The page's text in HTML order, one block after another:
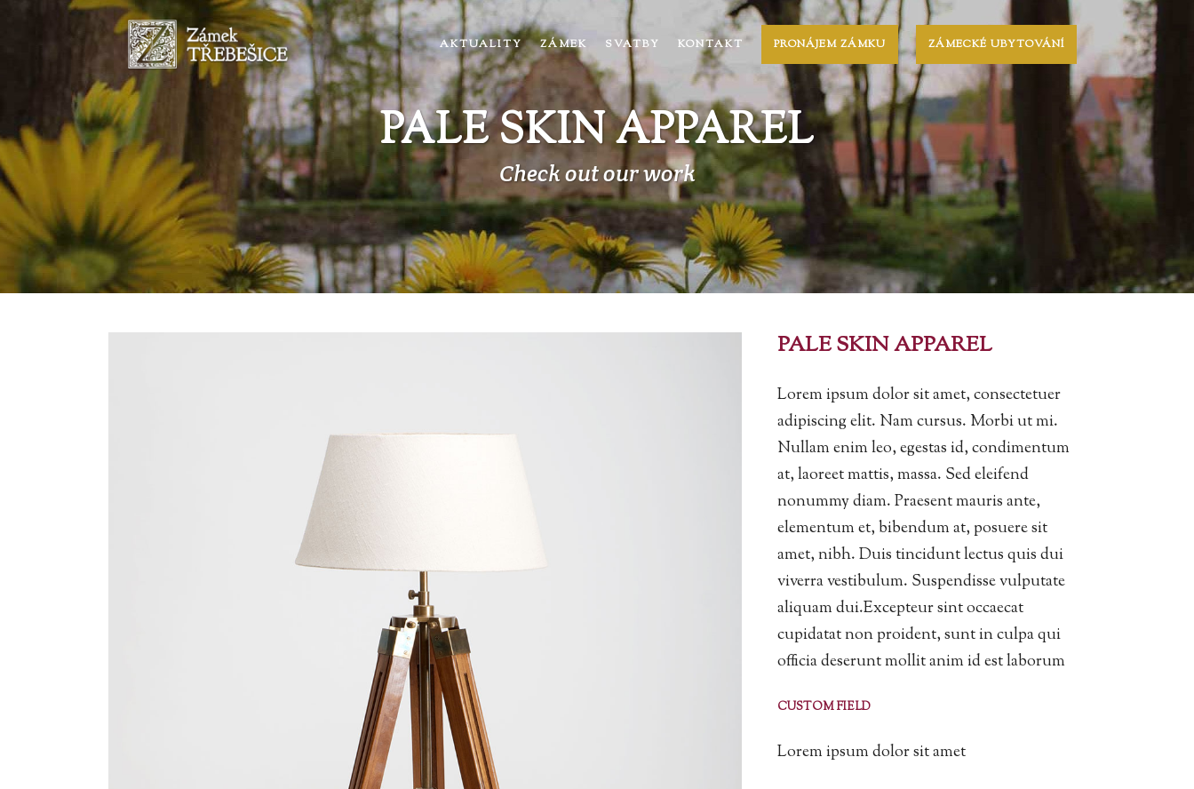
AKTUALITY ZÁMEK SVATBY KONTAKT PRONÁJEM ZÁMKU ZÁMECKÉ UBYTOVÁNÍ
PALE SKIN APPAREL
Check out our work
PALE SKIN APPAREL
Lorem ipsum dolor sit amet, consectetuer
adipiscing elit. Nam cursus. Morbi ut mi.
Nullam enim leo, egestas id, condimentum
at, laoreet mattis, massa. Sed eleifend
nonummy diam. Praesent mauris ante,
elementum et, bibendum at, posuere sit
amet, nibh. Duis tincidunt lectus quis dui
viverra vestibulum. Suspendisse vulputate
aliquam dui.Excepteur sint occaecat
cupidatat non proident, sunt in culpa qui
officia deserunt mollit anim id est laborum
CUSTOM FIELD
Lorem ipsum dolor sit amet